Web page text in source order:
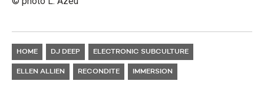
HOME DJ DEEP ELECTRONIC SUBCULTURE
ELLEN ALLIEN RECONDITE IMMERSION